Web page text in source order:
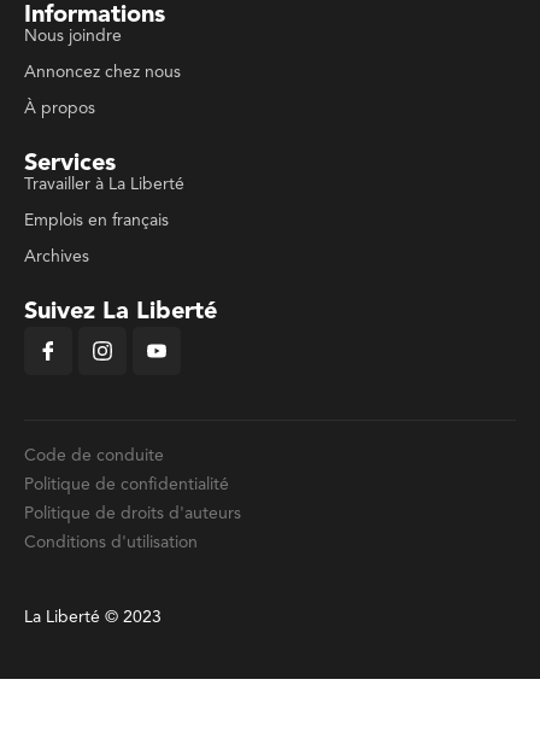
Informations
Nous joindre
Annoncez chez nous
À propos
Services
Travailler à La Liberté
Emplois en français
Archives
Suivez La Liberté
Code de conduite
Politique de confidentialité
Politique de droits d'auteurs
Conditions d'utilisation
La Liberté © 2023